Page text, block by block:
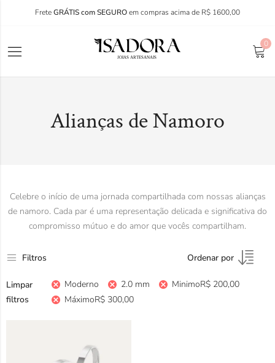
FreteGRÁTIS com SEGUROem compras acima de R$ 1600,00
0
Alianças de Namoro
Celebre o início de uma jornada compartilhada com nossas alianças
de namoro. Cada par é uma representação delicada e significativa do
compromisso mútuo e do amor que vocês compartilham.
Filtros Ordenar por
Limpar
filtros
Moderno 2.0 mm MinimoR$ 200,00
MáximoR$ 300,00